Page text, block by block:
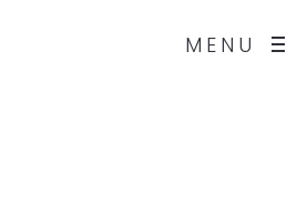
MENU